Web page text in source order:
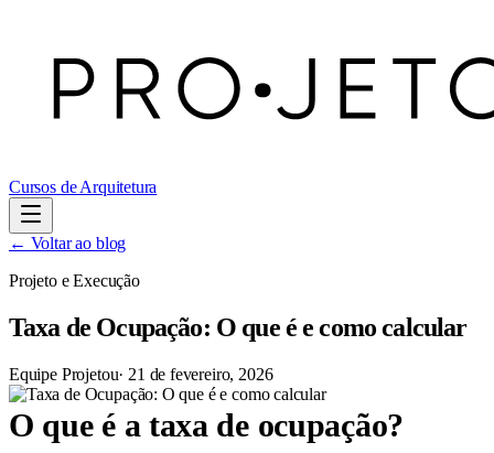
Cursos de Arquitetura
← Voltar ao blog
Projeto e Execução
Taxa de Ocupação: O que é e como calcular
Equipe Projetou· 21 de fevereiro, 2026
O que é a taxa de ocupação?